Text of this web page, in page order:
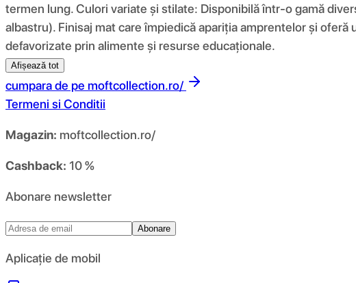
termen lung. Culori variate și stilate: Disponibilă într-o gamă
albastru). Finisaj mat care împiedică apariția amprentelor și
defavorizate prin alimente și resurse educaționale.
Afișează tot
cumpara de pe moftcollection.ro/
Termeni si Conditii
Magazin: moftcollection.ro/
Cashback: 10 %
Abonare newsletter
Abonare
Aplicație de mobil